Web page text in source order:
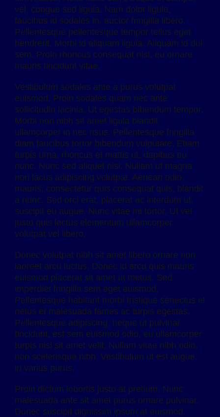
vel, congue sed ligula. Nam dolor ligula,
faucibus id sodales in, auctor fringilla libero.
Pellentesque pellentesque tempor tellus eget
hendrerit. Morbi id aliquam ligula. Aliquam id dui
sem. Proin rhoncus consequat nisl, eu ornare
mauris tincidunt vitae.
Vestibulum sodales ante a purus volutpat
euismod. Proin sodales quam nec ante
sollicitudin lacinia. Ut egestas bibendum tempor.
Morbi non nibh sit amet ligula blandit
ullamcorper in nec risus. Pellentesque fringilla
diam faucibus tortor bibendum vulputate. Etiam
turpis urna, rhoncus et mattis ut, dapibus eu
nunc. Nunc sed aliquet nisi. Nullam ut magna
non lacus adipiscing volutpat. Aenean odio
mauris, consectetur quis consequat quis, blandit
a nunc. Sed orci erat, placerat ac interdum ut,
suscipit eu augue. Nunc vitae mi tortor. Ut vel
justo quis lectus elementum ullamcorper
volutpat vel libero.
Donec volutpat nibh sit amet libero ornare non
laoreet arcu luctus. Donec id arcu quis mauris
euismod placerat sit amet ut metus. Sed
imperdiet fringilla sem eget euismod.
Pellentesque habitant morbi tristique senectus et
netus et malesuada fames ac turpis egestas.
Pellentesque adipiscing, neque ut pulvinar
tincidunt, est sem euismod odio, eu ullamcorper
turpis nisl sit amet velit. Nullam vitae nibh odio,
non scelerisque nibh. Vestibulum ut est augue,
in varius purus.
Proin dictum lobortis justo at pretium. Nunc
malesuada ante sit amet purus ornare pulvinar.
Donec suscipit dignissim ipsum at euismod.